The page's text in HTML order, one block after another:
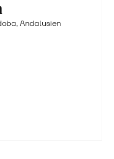
Andalusien